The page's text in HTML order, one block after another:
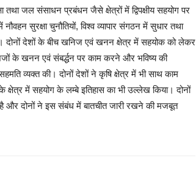
तथा जल संसाधन प्रबंधन जैसे क्षेत्रों में द्विपक्षीय सहयोग पर
सुरक्षा चुनौतियों, विश्व व्यापार संगठन में सुधार तथा
दोनों देशों के बीच खनिज एवं खनन क्षेत्र में सहयोक को लेकर
के खनन एवं संबर्द्धन पर काम करने और भविष्य की
व्यक्त की। दोनों देशों ने कृषि क्षेत्र में भी साथ काम
क्षेत्र में सहयोग के लम्बे इतिहास का भी उल्लेख किया। दोनों
और दोनों ने इस संबंध में बातचीत जारी रखने की मजबूत